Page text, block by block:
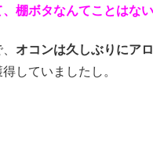
棚ボタなんてことはない
オコンは久しぶりにア
得していましたし。